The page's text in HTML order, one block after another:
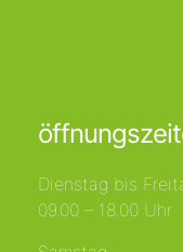
Dienstag bis
09.00 – 18.00 Uhr